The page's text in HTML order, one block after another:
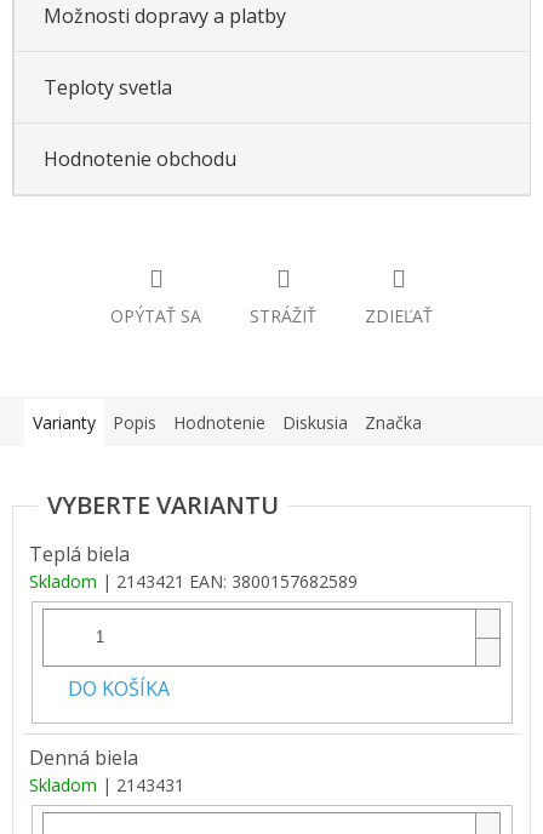
Možnosti dopravy a platby
Teploty svetla
Hodnotenie obchodu
OPÝTAŤ SA STRÁŽIŤ ZDIEĽAŤ
Varianty Popis Hodnotenie Diskusia Značka
Teplá biela
Skladom | 2143421 EAN: 3800157682589
DO KOŠÍKA
Denná biela
Skladom | 2143431